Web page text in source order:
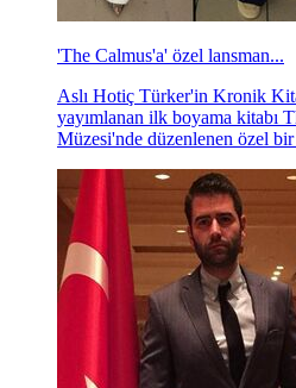
'The Calmus'a' özel lansman...
Aslı Hotiç Türker'in Kronik
yayımlanan ilk boyama kitabı
Müzesi'nde düzenlenen özel bir